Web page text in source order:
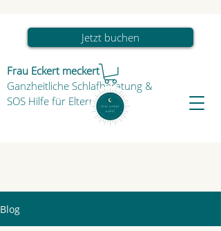
Jetzt buchen
Frau Eckert meckert
Ganzheitliche Schlafberatung &
SOS Hilfe für Eltern & Kind
Blog